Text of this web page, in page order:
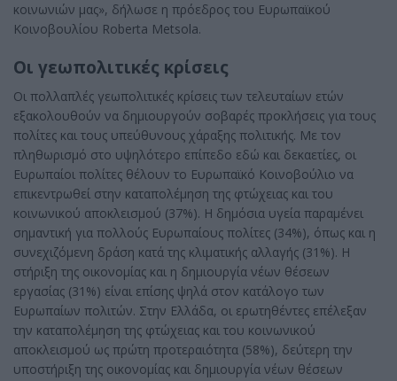
κοινωνιών μας», δήλωσε η πρόεδρος του Ευρωπαϊκού
Κοινοβουλίου Roberta Metsola.
Οι γεωπολιτικές κρίσεις
Οι πολλαπλές γεωπολιτικές κρίσεις των τελευταίων ετών
εξακολουθούν να δημιουργούν σοβαρές προκλήσεις για τους
πολίτες και τους υπεύθυνους χάραξης πολιτικής. Με τον
πληθωρισμό στο υψηλότερο επίπεδο εδώ και δεκαετίες, οι
Ευρωπαίοι πολίτες θέλουν το Ευρωπαϊκό Κοινοβούλιο να
επικεντρωθεί στην καταπολέμηση της φτώχειας και του
κοινωνικού αποκλεισμού (37%). Η δημόσια υγεία παραμένει
σημαντική για πολλούς Ευρωπαίους πολίτες (34%), όπως και η
συνεχιζόμενη δράση κατά της κλιματικής αλλαγής (31%). Η
στήριξη της οικονομίας και η δημιουργία νέων θέσεων
εργασίας (31%) είναι επίσης ψηλά στον κατάλογο των
Ευρωπαίων πολιτών. Στην Ελλάδα, οι ερωτηθέντες επέλεξαν
την καταπολέμηση της φτώχειας και του κοινωνικού
αποκλεισμού ως πρώτη προτεραιότητα (58%), δεύτερη την
υποστήριξη της οικονομίας και δημιουργία νέων θέσεων